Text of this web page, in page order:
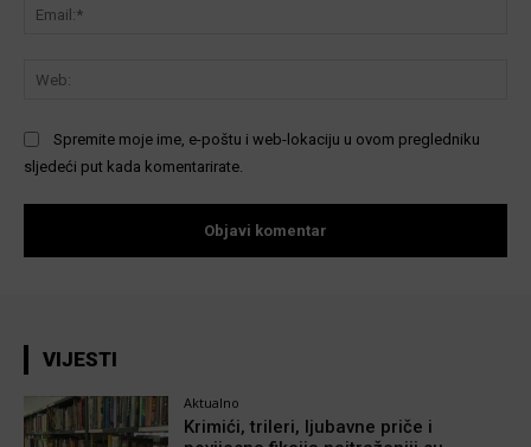
Spremite moje ime, e-poštu i web-lokaciju u ovom pregledniku
sljedeći put kada komentarirate.
VIJESTI
Aktualno
Krimići, trileri, ljubavne priče i